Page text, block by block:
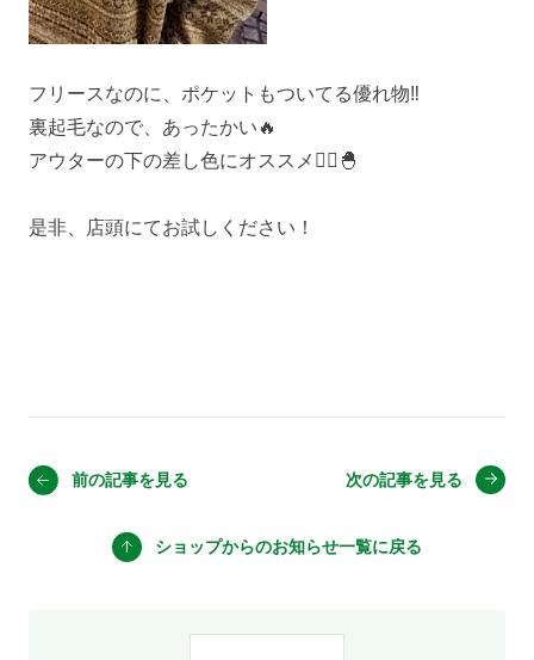
フリースなのに、ポケットもついてる優れ物‼️
裏起毛なので、あったかい🔥
アウターの下の差し色にオススメ💁‍♂️🐣
是非、店頭にてお試しください！
前の記事を見る 次の記事を見る
ショップからのお知らせ一覧に戻る